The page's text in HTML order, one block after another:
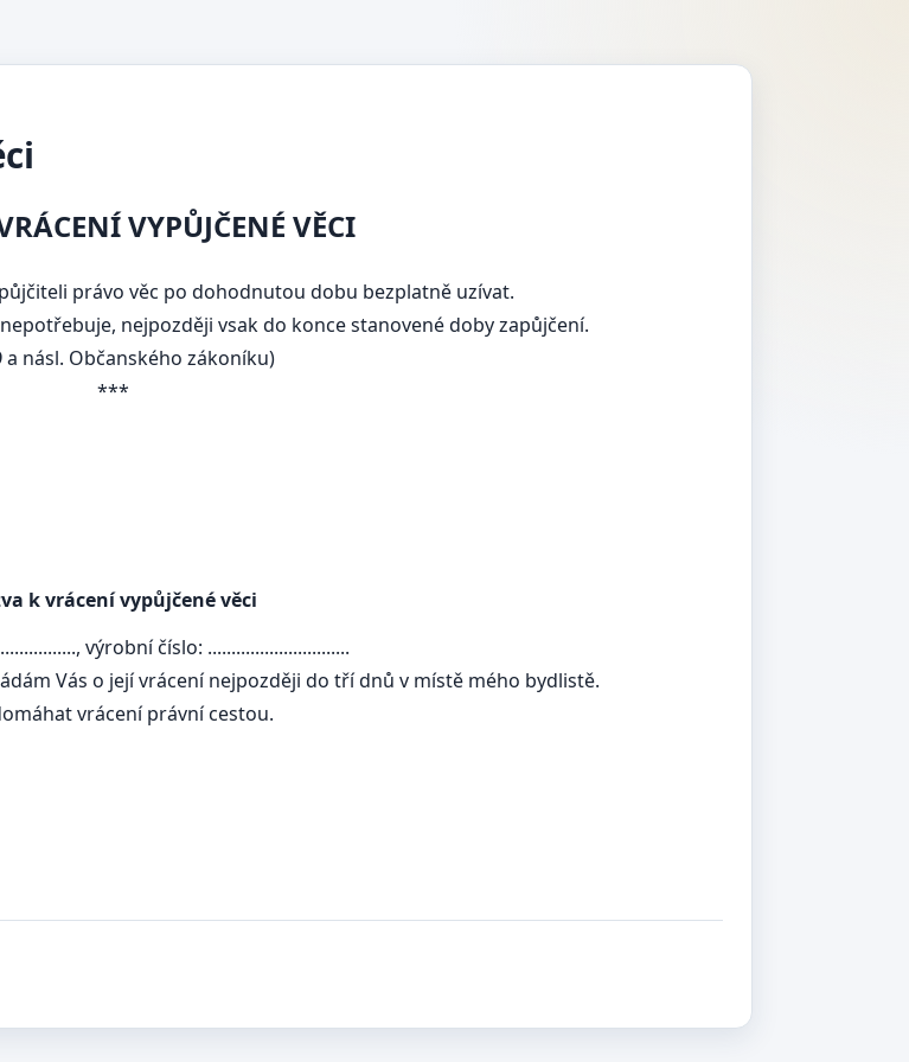
VYPŮJČENÉ VĚCI
právo věc po dohodnutou dobu bezplatně uzívat.
nejpozději vsak do konce stanovené doby zapůjčení.
a násl. Občanského zákoníku)
***
k vrácení vypůjčené věci
výrobní číslo: ..............................
Vás o její vrácení nejpozději do tří dnů v místě mého bydlistě.
vrácení právní cestou.